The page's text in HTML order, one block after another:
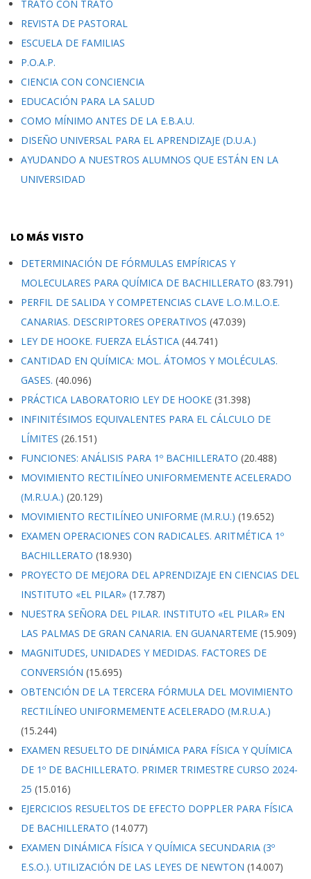
TRATO CON TRATO
REVISTA DE PASTORAL
ESCUELA DE FAMILIAS
P.O.A.P.
CIENCIA CON CONCIENCIA
EDUCACIÓN PARA LA SALUD
COMO MÍNIMO ANTES DE LA E.B.A.U.
DISEÑO UNIVERSAL PARA EL APRENDIZAJE (D.U.A.)
AYUDANDO A NUESTROS ALUMNOS QUE ESTÁN EN LA
UNIVERSIDAD
LO MÁS VISTO
DETERMINACIÓN DE FÓRMULAS EMPÍRICAS Y
MOLECULARES PARA QUÍMICA DE BACHILLERATO (83.791)
PERFIL DE SALIDA Y COMPETENCIAS CLAVE L.O.M.L.O.E.
CANARIAS. DESCRIPTORES OPERATIVOS (47.039)
LEY DE HOOKE. FUERZA ELÁSTICA (44.741)
CANTIDAD EN QUÍMICA: MOL. ÁTOMOS Y MOLÉCULAS.
GASES. (40.096)
PRÁCTICA LABORATORIO LEY DE HOOKE (31.398)
INFINITÉSIMOS EQUIVALENTES PARA EL CÁLCULO DE
LÍMITES (26.151)
FUNCIONES: ANÁLISIS PARA 1º BACHILLERATO (20.488)
MOVIMIENTO RECTILÍNEO UNIFORMEMENTE ACELERADO
(M.R.U.A.) (20.129)
MOVIMIENTO RECTILÍNEO UNIFORME (M.R.U.) (19.652)
EXAMEN OPERACIONES CON RADICALES. ARITMÉTICA 1º
BACHILLERATO (18.930)
PROYECTO DE MEJORA DEL APRENDIZAJE EN CIENCIAS DEL
INSTITUTO «EL PILAR» (17.787)
NUESTRA SEÑORA DEL PILAR. INSTITUTO «EL PILAR» EN
LAS PALMAS DE GRAN CANARIA. EN GUANARTEME (15.909)
MAGNITUDES, UNIDADES Y MEDIDAS. FACTORES DE
CONVERSIÓN (15.695)
OBTENCIÓN DE LA TERCERA FÓRMULA DEL MOVIMIENTO
RECTILÍNEO UNIFORMEMENTE ACELERADO (M.R.U.A.)
(15.244)
EXAMEN RESUELTO DE DINÁMICA PARA FÍSICA Y QUÍMICA
DE 1º DE BACHILLERATO. PRIMER TRIMESTRE CURSO 2024-
25 (15.016)
EJERCICIOS RESUELTOS DE EFECTO DOPPLER PARA FÍSICA
DE BACHILLERATO (14.077)
EXAMEN DINÁMICA FÍSICA Y QUÍMICA SECUNDARIA (3º
E.S.O.). UTILIZACIÓN DE LAS LEYES DE NEWTON (14.007)